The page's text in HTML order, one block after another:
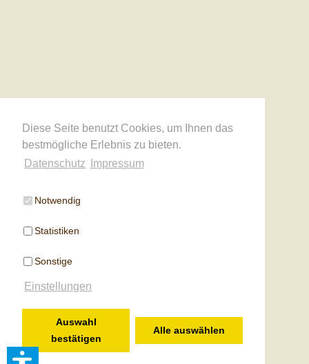
Diese Seite benutzt Cookies, um Ihnen das
bestmögliche Erlebnis zu bieten.
Datenschutz
Impressum
Notwendig
Statistiken
Sonstige
Einstellungen
Auswahl
bestätigen
Alle auswählen